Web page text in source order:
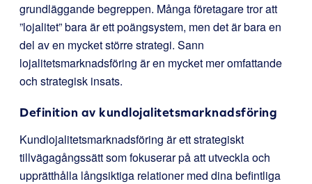
grundläggande begreppen. Många företagare tror att
”lojalitet” bara är ett poängsystem, men det är bara en
del av en mycket större strategi. Sann
lojalitetsmarknadsföring är en mycket mer omfattande
och strategisk insats.
Definition av kundlojalitetsmarknadsföring
Kundlojalitetsmarknadsföring är ett strategiskt
tillvägagångssätt som fokuserar på att utveckla och
upprätthålla långsiktiga relationer med dina befintliga